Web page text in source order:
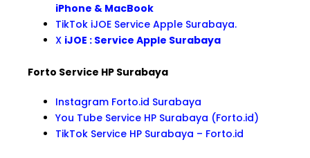
iPhone & MacBook
TikTok iJOE Service Apple Surabaya.
X iJOE : Service Apple Surabaya
Forto Service HP Surabaya
Instagram Forto.id Surabaya
You Tube Service HP Surabaya (Forto.id)
TikTok Service HP Surabaya – Forto.id